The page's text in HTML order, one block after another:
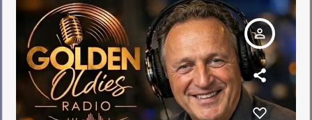
person_outline